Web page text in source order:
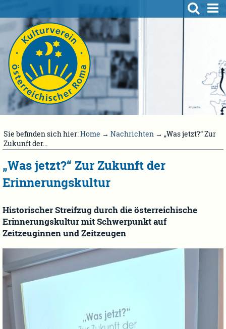
Sie befinden sich hier:Home → Nachrichten → „Was jetzt?“ Zur
Zukunft der...
„Was jetzt?“ Zur Zukunft der
Erinnerungskultur
Historischer Streifzug durch die österreichische
Erinnerungskultur mit Schwerpunkt auf
Zeitzeuginnen und Zeitzeugen